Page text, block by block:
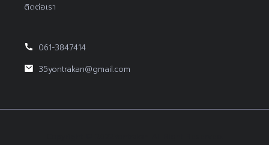
ติดต่อเรา
061-3847414
35yontrakan@gmail.com